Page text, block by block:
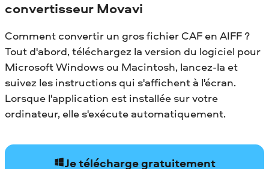
convertisseur Movavi
Comment convertir un gros fichier CAF en AIFF ?
Tout d'abord, téléchargez la version du logiciel pour
Microsoft Windows ou Macintosh, lancez-la et
suivez les instructions qui s'affichent à l'écran.
Lorsque l'application est installée sur votre
ordinateur, elle s'exécute automatiquement.
Je télécharge gratuitement